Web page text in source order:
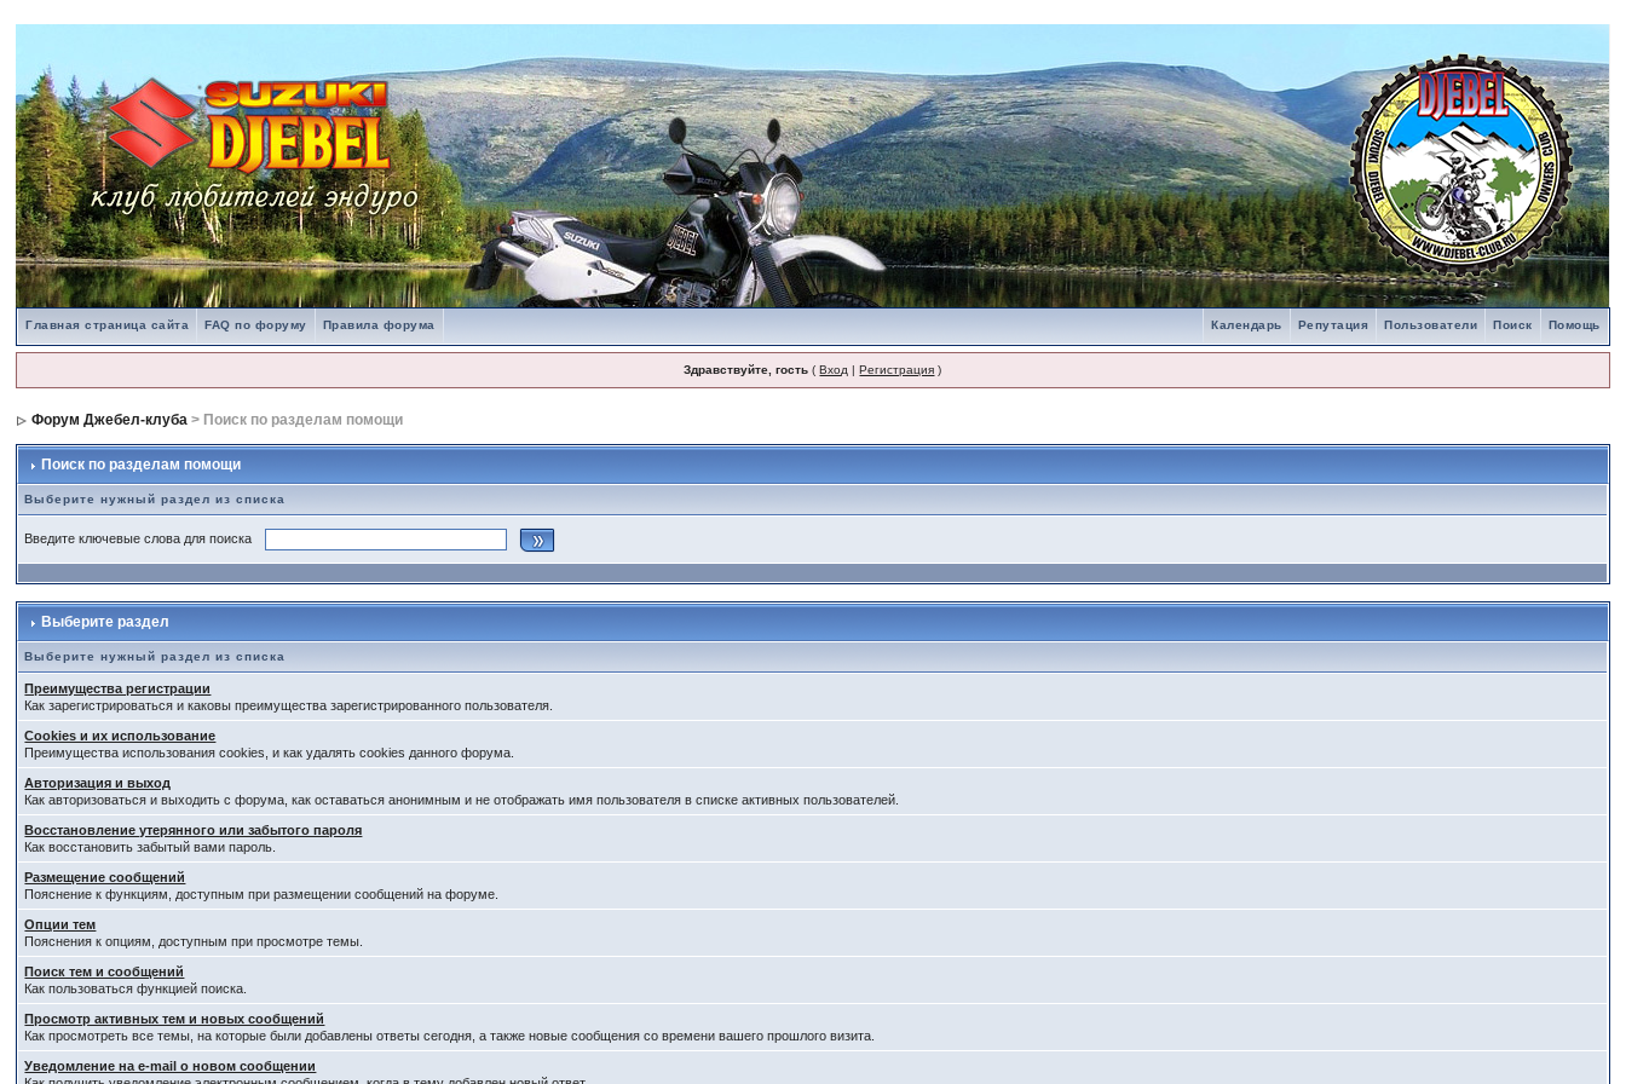
Главная страница сайта FAQ по форуму Правила форума Помощь
Поиск
Пользователи
Репутация
Календарь
Здравствуйте, гость (Вход |Регистрация )
Форум Джебел-клуба > Поиск по разделам помощи
Поиск по разделам помощи
Выберите нужный раздел из списка
Введите ключевые слова для поиска
Выберите раздел
Выберите нужный раздел из списка
Преимущества регистрации
Как зарегистрироваться и каковы преимущества зарегистрированного пользователя.
Cookies и их использование
Преимущества использования cookies, и как удалять cookies данного форума.
Авторизация и выход
Как авторизоваться и выходить с форума, как оставаться анонимным и не отображать имя пользователя в списке активных пользователей.
Восстановление утерянного или забытого пароля
Как восстановить забытый вами пароль.
Размещение сообщений
Пояснение к функциям, доступным при размещении сообщений на форуме.
Опции тем
Пояснения к опциям, доступным при просмотре темы.
Поиск тем и сообщений
Как пользоваться функцией поиска.
Просмотр активных тем и новых сообщений
Как просмотреть все темы, на которые были добавлены ответы сегодня, а также новые сообщения со времени вашего прошлого визита.
Уведомление на е-mail о новом сообщении